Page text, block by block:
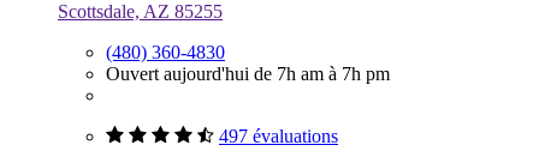
Scottsdale, AZ 85255
(480) 360-4830
Ouvert aujourd'hui de 7h am à 7h pm
497 évaluations